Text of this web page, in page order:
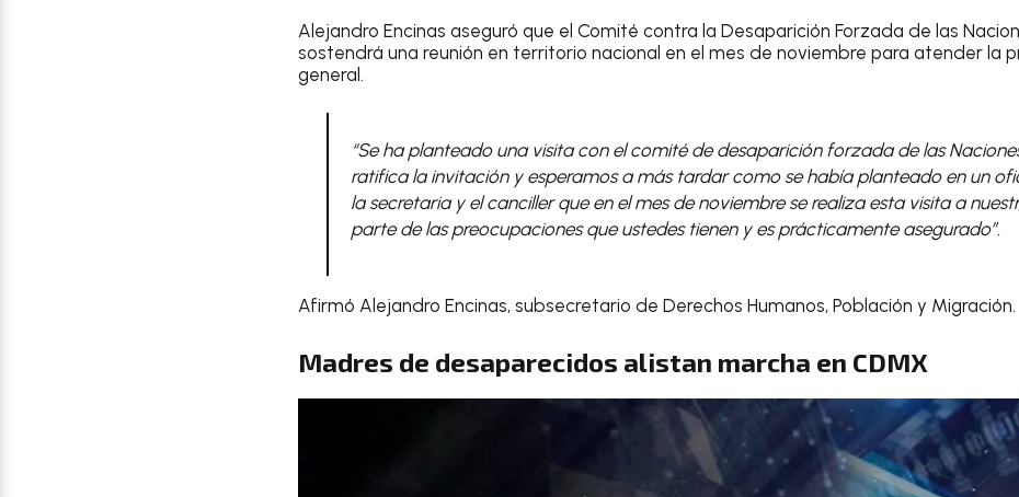
Alejandro Encinas aseguró que el Comité contra la Desaparición Forzada de las
sostendrá una reunión en territorio nacional en el mes de noviembre para atender la
general.
“Se ha planteado una visita con el comité de desaparición forzada de las
ratifica la invitación y esperamos a más tardar como se había planteado en un
la secretaria y el canciller que en el mes de noviembre se realiza esta visita a
parte de las preocupaciones que ustedes tienen y es prácticamente asegurado”.
Afirmó Alejandro Encinas, subsecretario de Derechos Humanos, Población y Migración.
Madres de desaparecidos alistan marcha en CDMX